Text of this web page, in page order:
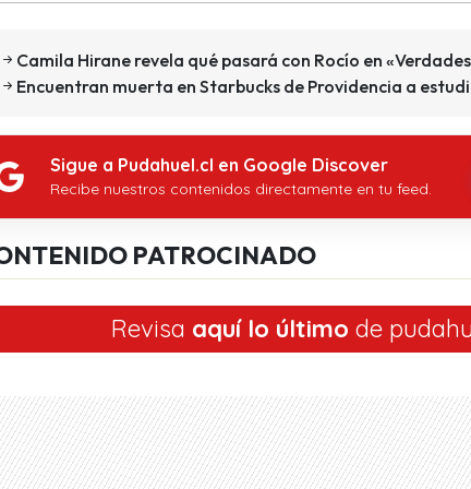
Camila Hirane revela qué pasará con Rocío en
Encuentran muerta en Starbucks de Providencia a
Sigue a Pudahuel.cl en Google Discover
Recibe nuestros contenidos directamente en tu feed.
PATROCINADO
Revisa aquí lo último de